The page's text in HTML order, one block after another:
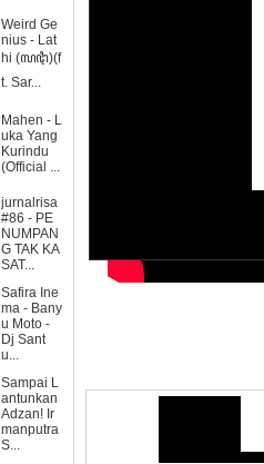
Weird Ge
nius - Lat
hi (ꦭꦛꦶ)(f
t. Sar...
Mahen - L
uka Yang
Kurindu
(Official ...
jurnalrisa
#86 - PE
NUMPAN
G TAK KA
SAT...
Safira Ine
ma - Bany
u Moto -
Dj Sant
u...
Sampai L
antunkan
Adzan! Ir
manputra
S...